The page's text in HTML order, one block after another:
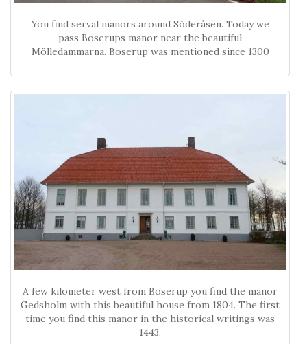
You find serval manors around Söderåsen. Today we
pass Boserups manor near the beautiful
Mölledammarna. Boserup was mentioned since 1300
A few kilometer west from Boserup you find the manor
Gedsholm with this beautiful house from 1804. The first
time you find this manor in the historical writings was
1443.